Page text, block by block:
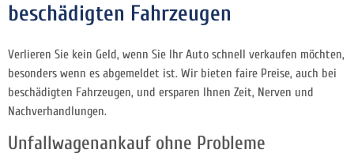
beschädigten Fahrzeugen
Verlieren Sie kein Geld, wenn Sie Ihr Auto schnell verkaufen möchten,
besonders wenn es abgemeldet ist. Wir bieten faire Preise, auch bei
beschädigten Fahrzeugen, und ersparen Ihnen Zeit, Nerven und
Nachverhandlungen.
Unfallwagenankauf ohne Probleme